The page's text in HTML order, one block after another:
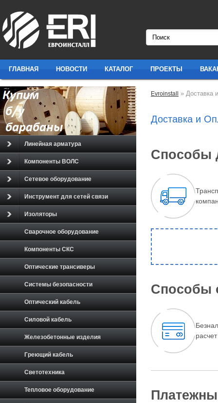
ГЛАВНАЯ НОВОСТИ КАТАЛОГ ПРОЕКТЫ
Evroinstall » Доставка
Доставка и
Способы
Способы
расчет
Линейная арматура
Компоненты ВОЛС
Сетевое оборудование
Инструмент для сетей связи
Изоляторы
Сварочное оборудование
Компоненты СКС
Оптические трансиверы
Системы безопасности
Оптический кабель
Силовой кабель
Железобетонные изделия
Греющий кабель
Светотехника
Тепловое оборудование